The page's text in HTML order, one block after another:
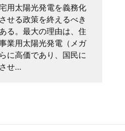
用太陽光発電を義務化
せる政策を終えるべき
る。最大の理由は、住
業用太陽光発電（メガ
に高価であり、国民に
せ…